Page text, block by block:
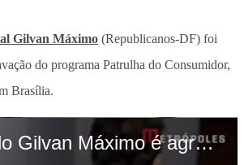
Gilvan Máximo (Republicanos-DF) foi
do programa Patrulha do Consumidor,
Brasília.